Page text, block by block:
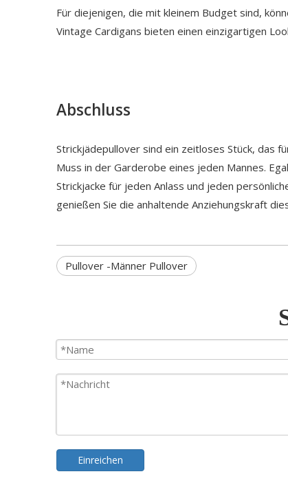
Für diejenigen, die mit kleinem Budget sind,
Vintage Cardigans bieten einen einzigartigen
Abschluss
Strickjädepullover sind ein zeitloses Stück, das
Muss in der Garderobe eines jeden Mannes.
Strickjacke für jeden Anlass und jeden
genießen Sie die anhaltende Anziehungskraft
Pullover -Männer Pullover
Einreichen